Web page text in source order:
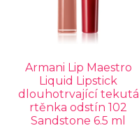
Armani Lip Maestro
Liquid Lipstick
dlouhotrvající tekutá
rtěnka odstín 102
Sandstone 6.5 ml